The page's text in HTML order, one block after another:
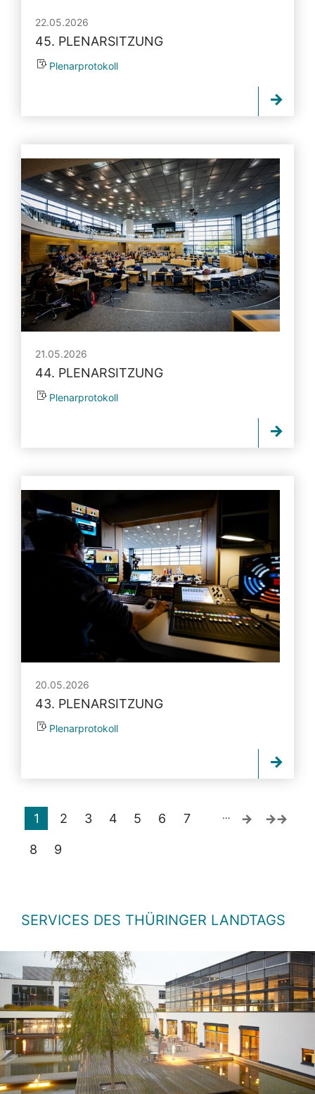
22.05.2026
45. PLENARSITZUNG
Plenarprotokoll
21.05.2026
44. PLENARSITZUNG
Plenarprotokoll
20.05.2026
43. PLENARSITZUNG
Plenarprotokoll
1 2 3 4 5 6 7
8 9
…
SERVICES DES THÜRINGER LANDTAGS